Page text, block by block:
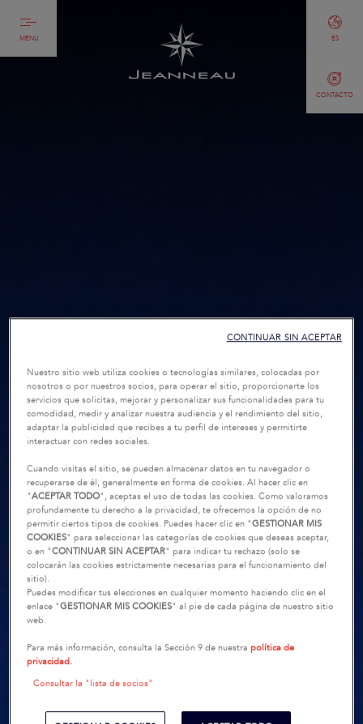
MENU
CONTACTO
ES
Nuestro sitio web utiliza cookies o tecnologías similares, colocadas por
nosotros o por nuestros socios, para operar el sitio, proporcionarte los
servicios que solicitas, mejorar y personalizar sus funcionalidades para tu
comodidad, medir y analizar nuestra audiencia y el rendimiento del sitio,
adaptar la publicidad que recibes a tu perfil de intereses y permitirte
interactuar con redes sociales.
Cuando visitas el sitio, se pueden almacenar datos en tu navegador o
recuperarse de él, generalmente en forma de cookies. Al hacer clic en
"ACEPTAR TODO", aceptas el uso de todas las cookies. Como valoramos
profundamente tu derecho a la privacidad, te ofrecemos la opción de no
permitir ciertos tipos de cookies. Puedes hacer clic en "GESTIONAR MIS
COOKIES" para seleccionar las categorías de cookies que deseas aceptar,
o en "CONTINUAR SIN ACEPTAR" para indicar tu rechazo (solo se
colocarán las cookies estrictamente necesarias para el funcionamiento del
sitio).
Puedes modificar tus elecciones en cualquier momento haciendo clic en el
enlace "GESTIONAR MIS COOKIES" al pie de cada página de nuestro sitio
web.
Para más información, consulta la Sección 9 de nuestrapolítica de
privacidad.
Consultar la "lista de socios"
CONTINUAR SIN ACEPTAR